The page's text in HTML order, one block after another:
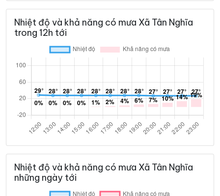
Nhiệt độ và khả năng có mưa Xã Tân Nghĩa
trong 12h tới
Nhiệt độ và khả năng có mưa Xã Tân Nghĩa
những ngày tới